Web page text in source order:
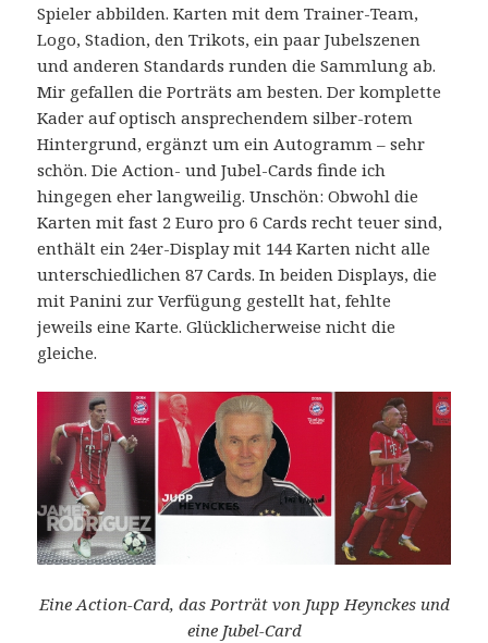
Spieler abbilden. Karten mit dem Trainer-Team,
Logo, Stadion, den Trikots, ein paar Jubelszenen
und anderen Standards runden die Sammlung ab.
Mir gefallen die Porträts am besten. Der komplette
Kader auf optisch ansprechendem silber-rotem
Hintergrund, ergänzt um ein Autogramm – sehr
schön. Die Action- und Jubel-Cards finde ich
hingegen eher langweilig. Unschön: Obwohl die
Karten mit fast 2 Euro pro 6 Cards recht teuer sind,
enthält ein 24er-Display mit 144 Karten nicht alle
unterschiedlichen 87 Cards. In beiden Displays, die
mit Panini zur Verfügung gestellt hat, fehlte
jeweils eine Karte. Glücklicherweise nicht die
gleiche.
Eine Action-Card, das Porträt von Jupp Heynckes und
eine Jubel-Card